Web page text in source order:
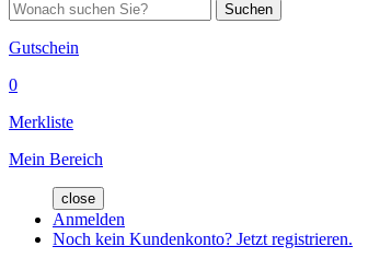
Suchen
Gutschein
0
Merkliste
Mein Bereich
close
Anmelden
Noch kein Kundenkonto? Jetzt registrieren.